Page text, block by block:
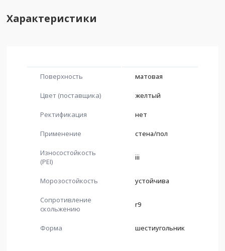
Характеристики
Поверхность матовая
Цвет (поставщика) желтый
Ректификация нет
Применение стена/пол
Износостойкость
(PEI)
iii
Морозостойкость устойчива
Сопротивление
скольжению
r9
Форма шестиугольник